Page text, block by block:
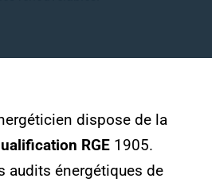
dispose de la
RGE 1905.
audits énergétiques de